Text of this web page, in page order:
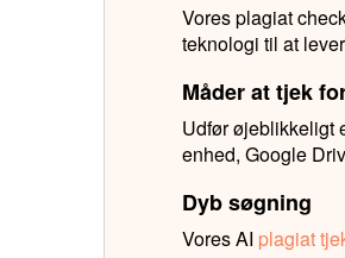
Vores plagiat
teknologi til at
Måder at tjek
Udfør øjeblikkeligt
enhed, Google
Dyb søgning
Vores AI plagiat